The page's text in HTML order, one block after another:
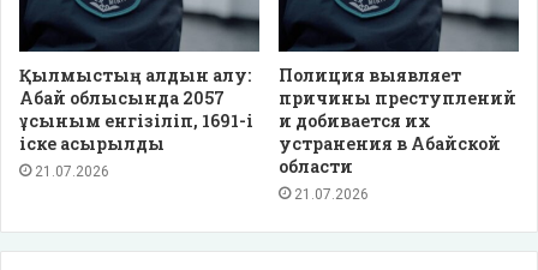
Қылмыстың алдын алу:
Абай облысында 2057
ұсыным енгізіліп, 1691-і
іске асырылды
21.07.2026
Полиция выявляет
причины преступлений
и добивается их
устранения в Абайской
области
21.07.2026